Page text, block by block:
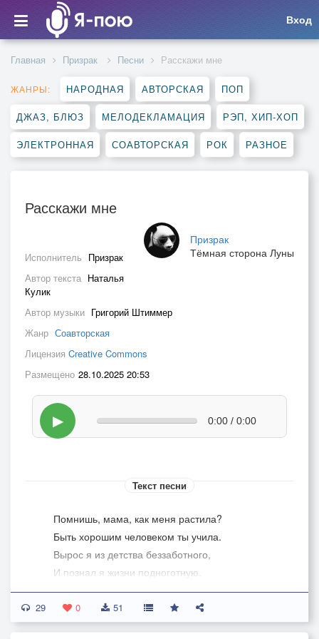
Вход
Главная Призрак Песни Расскажи мне
ЖАНРЫ: НАРОДНАЯ АВТОРСКАЯ ПОП
ДЖАЗ, БЛЮЗ МЕЛОДЕКЛАМАЦИЯ РЭП, ХИП-ХОП
ЭЛЕКТРОННАЯ СОАВТОРСКАЯ РОК РАЗНОЕ
Расскажи мне
Призрак
Тёмная сторона Луны
Исполнитель Призрак
Автор текста Наталья
Кулик
Автор музыки Григорий Штиммер
Жанр Соавторская
Лицензия Creative Commons
Размещено 28.10.2025 20:53
▶ 0:00 / 0:00
Текст песни
Помнишь, мама, как меня растила?
Быть хорошим человеком ты учила.
Вырос я из детства беззаботного,
И познал я жизни подноготную.
Расскажи мне, мама, подскажи,
Как не утонуть во зле и лжи?
29 0 51